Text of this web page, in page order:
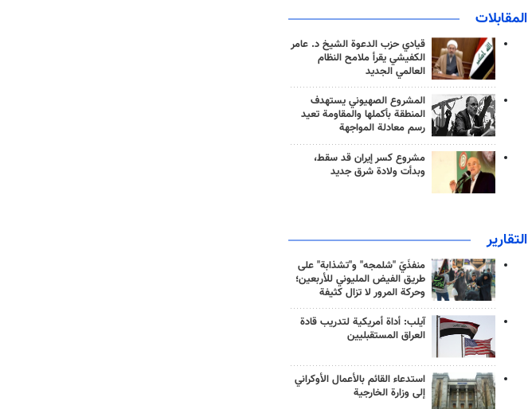
المقابلات
قيادي حزب الدعوة الشيخ د. عامر
الكفيشي يقرأ ملامح النظام
العالمي الجديد
المشروع الصهيوني يستهدف
المنطقة بأكملها والمقاومة تعيد
رسم معادلة المواجهة
مشروع كسر إيران قد سقط،
وبدأت ولادة شرق جديد
التقارير
منفذَيّ "شلمجه" و"تشذابة" على
طريق الفيض المليوني للأربعين؛
وحركة المرور لا تزال كثيفة
آيلب: أداة أمريكية لتدريب قادة
العراق المستقبليين
استدعاء القائم بالأعمال الأوكراني
إلى وزارة الخارجية